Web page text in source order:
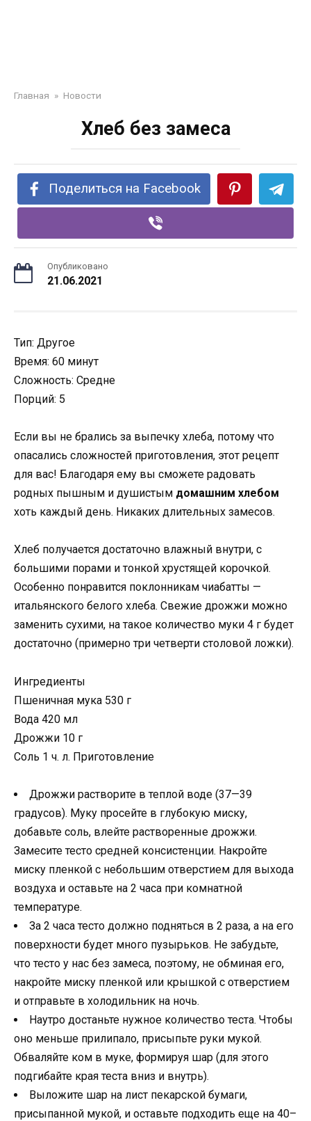
Главная » Новости
Хлеб без замеса
Поделиться на Facebook
Опубликовано
21.06.2021
Тип: Другое
Время: 60 минут
Сложность: Средне
Порций: 5
Если вы не брались за выпечку хлеба, потому что
опасались сложностей приготовления, этот рецепт
для вас! Благодаря ему вы сможете радовать
родных пышным и душистым домашним хлебом
хоть каждый день. Никаких длительных замесов.
Хлеб получается достаточно влажный внутри, с
большими порами и тонкой хрустящей корочкой.
Особенно понравится поклонникам чиабатты —
итальянского белого хлеба. Свежие дрожжи можно
заменить сухими, на такое количество муки 4 г будет
достаточно (примерно три четверти столовой ложки).
Ингредиенты
Пшеничная мука 530 г
Вода 420 мл
Дрожжи 10 г
Соль 1 ч. л. Приготовление
Дрожжи растворите в теплой воде (37—39
градусов). Муку просейте в глубокую миску,
добавьте соль, влейте растворенные дрожжи.
Замесите тесто средней консистенции. Накройте
миску пленкой с небольшим отверстием для выхода
воздуха и оставьте на 2 часа при комнатной
температуре.
За 2 часа тесто должно подняться в 2 раза, а на его
поверхности будет много пузырьков. Не забудьте,
что тесто у нас без замеса, поэтому, не обминая его,
накройте миску пленкой или крышкой с отверстием
и отправьте в холодильник на ночь.
Наутро достаньте нужное количество теста. Чтобы
оно меньше прилипало, присыпьте руки мукой.
Обваляйте ком в муке, формируя шар (для этого
подгибайте края теста вниз и внутрь).
Выложите шар на лист пекарской бумаги,
присыпанной мукой, и оставьте подходить еще на 40–